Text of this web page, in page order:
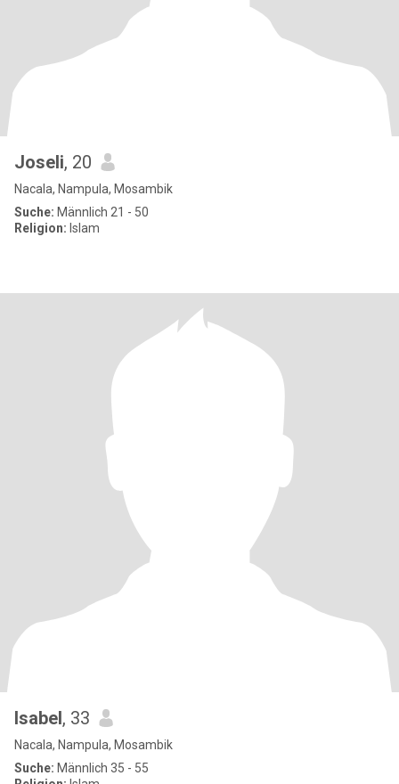
Joseli, 20
Nacala, Nampula, Mosambik
Suche: Männlich 21 - 50
Religion: Islam
Isabel, 33
Nacala, Nampula, Mosambik
Suche: Männlich 35 - 55